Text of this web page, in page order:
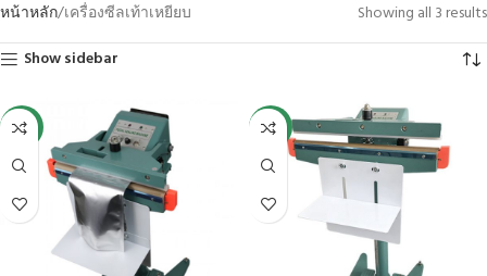
หน้าหลัก เครื่องซีลเท้าเหยียบ
Showing all 3 results
Show sidebar
-8% -7%